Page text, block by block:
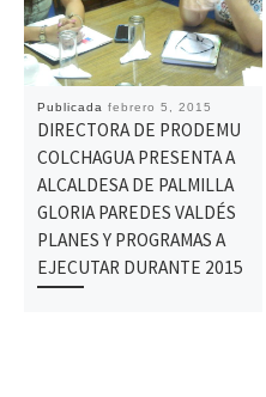
Publicadafebrero 5, 2015
DIRECTORA DE PRODEMU
COLCHAGUA PRESENTA A
ALCALDESA DE PALMILLA
GLORIA PAREDES VALDÉS
PLANES Y PROGRAMAS A
EJECUTAR DURANTE 2015